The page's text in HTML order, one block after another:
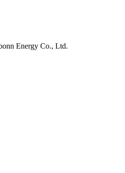
Energy Co., Ltd.